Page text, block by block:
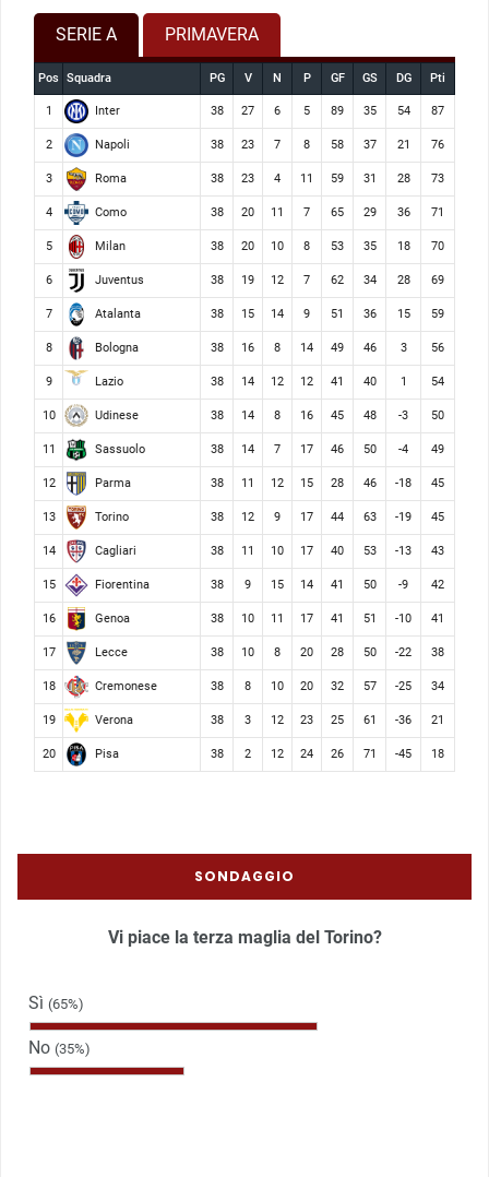
SERIE A PRIMAVERA
Pos Squadra PG V N P GF GS DG Pti
1 Inter 38 27 6 5 89 35 54 87
2 Napoli 38 23 7 8 58 37 21 76
3 Roma 38 23 4 11 59 31 28 73
4 Como 38 20 11 7 65 29 36 71
5 Milan 38 20 10 8 53 35 18 70
6 Juventus 38 19 12 7 62 34 28 69
7 Atalanta 38 15 14 9 51 36 15 59
8 Bologna 38 16 8 14 49 46 3 56
9 Lazio 38 14 12 12 41 40 1 54
10 Udinese 38 14 8 16 45 48 -3 50
11 Sassuolo 38 14 7 17 46 50 -4 49
12 Parma 38 11 12 15 28 46 -18 45
13 Torino 38 12 9 17 44 63 -19 45
14 Cagliari 38 11 10 17 40 53 -13 43
15 Fiorentina 38 9 15 14 41 50 -9 42
16 Genoa 38 10 11 17 41 51 -10 41
17 Lecce 38 10 8 20 28 50 -22 38
18 Cremonese 38 8 10 20 32 57 -25 34
19 Verona 38 3 12 23 25 61 -36 21
20 Pisa 38 2 12 24 26 71 -45 18
SONDAGGIO
Vi piace la terza maglia del Torino?
Sì (65%)
No (35%)